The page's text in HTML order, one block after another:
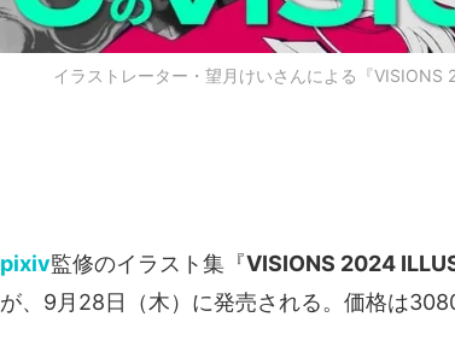
イラストレーター・望月けいさんによる『
pixiv監修のイラスト集『VISIONS 2024
が、9月28日（木）に発売される。価格は